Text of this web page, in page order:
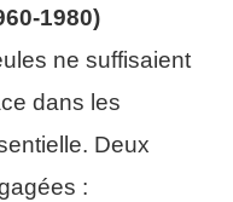
1980)
ne suffisaient
dans les
Deux
: